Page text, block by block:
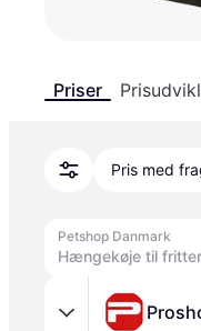
Priser
Pris med
Petshop Danmark
Hængekøje til